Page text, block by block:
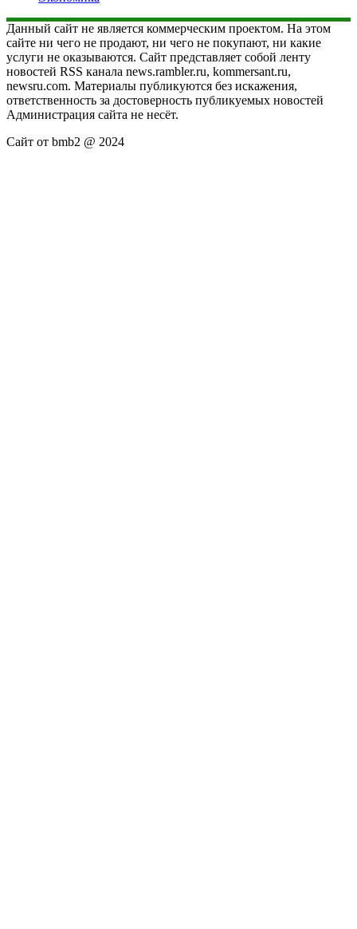
Данный сайт не является коммерческим проектом. На этом
сайте ни чего не продают, ни чего не покупают, ни какие
услуги не оказываются. Сайт представляет собой ленту
новостей RSS канала news.rambler.ru, kommersant.ru,
newsru.com. Материалы публикуются без искажения,
ответственность за достоверность публикуемых новостей
Администрация сайта не несёт.
Сайт от bmb2 @ 2024